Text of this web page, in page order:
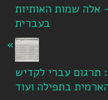
אלה שמות האותיות
בעברית
תרגום עברי לקדיש
בתפילה ועוד